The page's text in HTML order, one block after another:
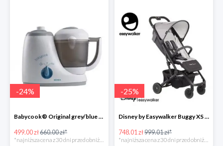
-24%
Babycook® Original grey/blue Beaba
499.00 zł660.00 zł*
*najniższa cena z 30 dni przed obniżką
-25%
Disney by Easywalker Buggy XS Wózek spacerowy z osłonką przeciwdeszczową Mickey Shield
748.01 zł999.01 zł*
*najniższa cena z 30 dni przed obniżką